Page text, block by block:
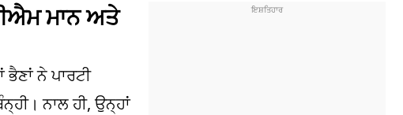
ਮਾਨ ਅਤੇ
ਨੇ ਪਾਰਟੀ
ਨਾਲ ਹੀ, ਉਨ੍ਹਾਂ